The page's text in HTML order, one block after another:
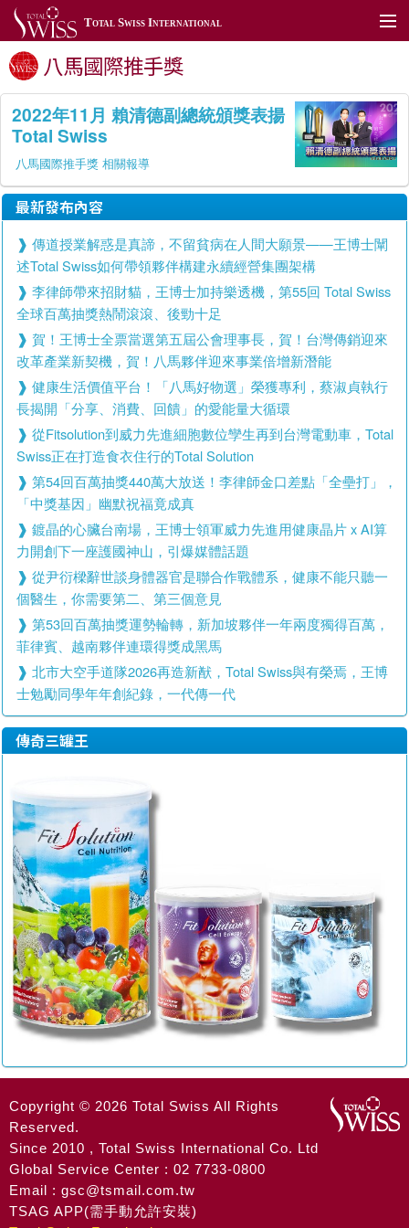
Total Swiss International
關於我們
產品展示
TSToday
利保肝藥局
全球據點
聯絡我們
全球網站
會員專區
八馬國際推手獎
2022年11月 賴清德副總統頒獎表揚
Total Swiss
八馬國際推手獎 相關報導
最新發布內容
傳道授業解惑是真諦，不留貧病在人間大願景——王博士闡
述Total Swiss如何帶領夥伴構建永續經營集團架構
李律師帶來招財貓，王博士加持樂透機，第55回 Total Swiss
全球百萬抽獎熱鬧滾滾、後勁十足
賀！王博士全票當選第五屆公會理事長，賀！台灣傳銷迎來
改革產業新契機，賀！八馬夥伴迎來事業倍增新潛能
健康生活價值平台！「八馬好物選」榮獲專利，蔡淑貞執行
長揭開「分享、消費、回饋」的愛能量大循環
從Fitsolution到威力先進細胞數位孿生再到台灣電動車，Total
Swiss正在打造食衣住行的Total Solution
第54回百萬抽獎440萬大放送！李律師金口差點「全壘打」，
「中獎基因」幽默祝福竟成真
鍍晶的心臟台南場，王博士領軍威力先進用健康晶片 x AI算
力開創下一座護國神山，引爆媒體話題
從尹衍樑辭世談身體器官是聯合作戰體系，健康不能只聽一
個醫生，你需要第二、第三個意見
第53回百萬抽獎運勢輪轉，新加坡夥伴一年兩度獨得百萬，
菲律賓、越南夥伴連環得獎成黑馬
北市大空手道隊2026再造新猷，Total Swiss與有榮焉，王博
士勉勵同學年年創紀錄，一代傳一代
傳奇三罐王
Copyright © 2026 Total Swiss All Rights
Reserved.
Since 2010 , Total Swiss International Co. Ltd
Global Service Center : 02 7733-0800
Email : gsc@tsmail.com.tw
TSAG APP(需手動允許安裝)